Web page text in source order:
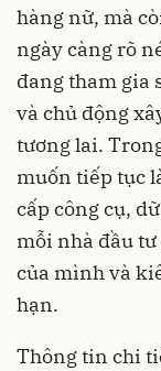
hàng nữ, mà
ngày càng rõ
đang tham gia
và chủ động
tương lai.
muốn tiếp tục
cấp công cụ,
mỗi nhà đầu
của mình và
hạn.
Thông tin chi